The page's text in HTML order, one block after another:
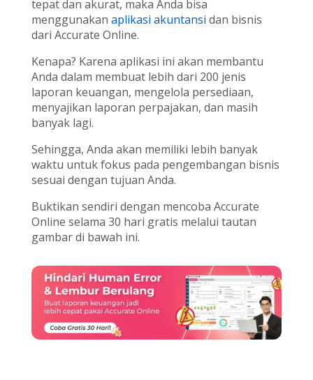
tepat dan akurat, maka Anda bisa
menggunakan aplikasi akuntansi dan bisnis
dari Accurate Online.
Kenapa? Karena aplikasi ini akan membantu
Anda dalam membuat lebih dari 200 jenis
laporan keuangan, mengelola persediaan,
menyajikan laporan perpajakan, dan masih
banyak lagi.
Sehingga, Anda akan memiliki lebih banyak
waktu untuk fokus pada pengembangan bisnis
sesuai dengan tujuan Anda.
Buktikan sendiri dengan mencoba Accurate
Online selama 30 hari gratis melalui tautan
gambar di bawah ini.